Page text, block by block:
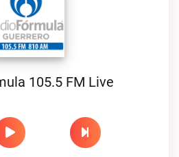
105.5 FM Live